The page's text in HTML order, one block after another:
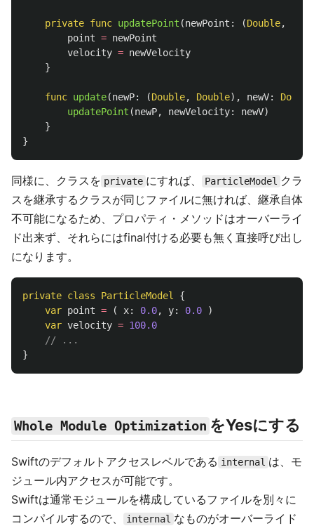
private func updatePoint (newPoint : (Double,
point = newPoint
velocity = newVelocity
}
func update(newP: (Double, Double), newV:
Double
updatePoint (newP, newVelocity: newV)
}
}
同様に、クラスを private にすれば、 ParticleModel クラ
スを継承するクラスが同じファイルに無ければ、継承自体
不可能になるため、プロパティ・メソッドはオーバーライ
ド出来ず、それらにはfinal付ける必要も無く直接呼び出し
になります。
private class ParticleModel
{
var point = ( x: 0.0, y: 0.0
)
var velocity = 100.0
// ...
}
Whole Module Optimization をYesにする
Swiftのデフォルトアクセスレベルである internal は、モ
ジュール内アクセスが可能です。
Swiftは通常モジュールを構成しているファイルを別々に
コンパイルするので、
internal なものがオーバーライド